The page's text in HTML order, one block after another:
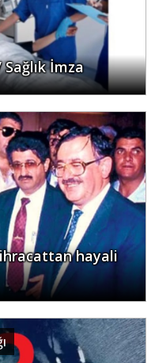
İmza
ihracattan hayali